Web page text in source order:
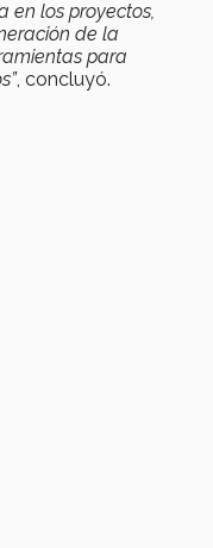
en los proyectos,
de la
para
, concluyó.